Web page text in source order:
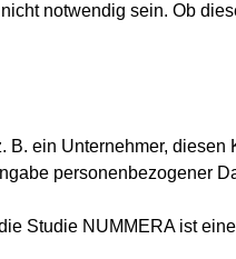
notwendig sein. Ob
B. ein Unternehmer, diesen
personenbezogener
Studie NUMMERA ist